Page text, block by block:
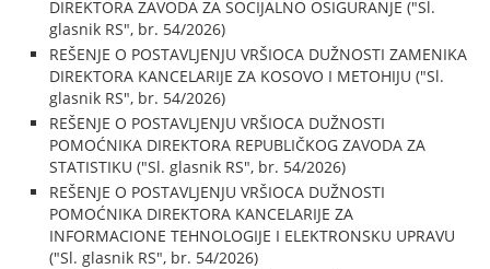
DIREKTORA ZAVODA ZA SOCIJALNO OSIGURANJE ("Sl.
glasnik RS", br. 54/2026)
REŠENJE O POSTAVLJENJU VRŠIOCA DUŽNOSTI ZAMENIKA
DIREKTORA KANCELARIJE ZA KOSOVO I METOHIJU ("Sl.
glasnik RS", br. 54/2026)
REŠENJE O POSTAVLJENJU VRŠIOCA DUŽNOSTI
POMOĆNIKA DIREKTORA REPUBLIČKOG ZAVODA ZA
STATISTIKU ("Sl. glasnik RS", br. 54/2026)
REŠENJE O POSTAVLJENJU VRŠIOCA DUŽNOSTI
POMOĆNIKA DIREKTORA KANCELARIJE ZA
INFORMACIONE TEHNOLOGIJE I ELEKTRONSKU UPRAVU
("Sl. glasnik RS", br. 54/2026)